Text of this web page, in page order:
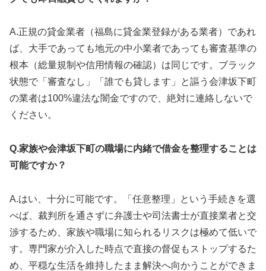
A.正規の貸金業者（福島に貸金業登録がある業者）であれ
ば、大手であっても地元の中小業者であっても審査基準の
根本（総量規制や信用情報の確認）は同じです。ブラック
状態で「審査なし」「誰でも貸します」と謳う会津坂下町
の業者は100%違法な闇金ですので、絶対に連絡しないで
ください。
Q.家族や会津坂下町の職場に内緒で借金を整理することは
可能ですか？
A.はい、十分に可能です。「任意整理」という手続きを選
べば、裁判所を通さずに弁護士や司法書士が直接業者と交
渉するため、家族や職場に知られるリスクは極めて低いで
す。専門家が介入した時点で直接の督促もストップするた
め、平穏な生活を維持したまま解決へ向かうことができま